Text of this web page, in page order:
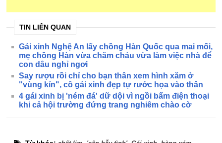
TIN LIÊN QUAN
Gái xinh Nghệ An lấy chồng Hàn Quốc qua mai mối,
mẹ chồng Hàn vừa chăm cháu vừa làm việc nhà để
con dâu nghỉ ngơi
Say rượu rồi chỉ cho bạn thân xem hình xăm ở
"vùng kín", cô gái xinh đẹp tự rước họa vào thân
4 gái xinh bị 'ném đá' dữ dội vì ngồi bấm điện thoại
khi cả hội trường đứng trang nghiêm chào cờ